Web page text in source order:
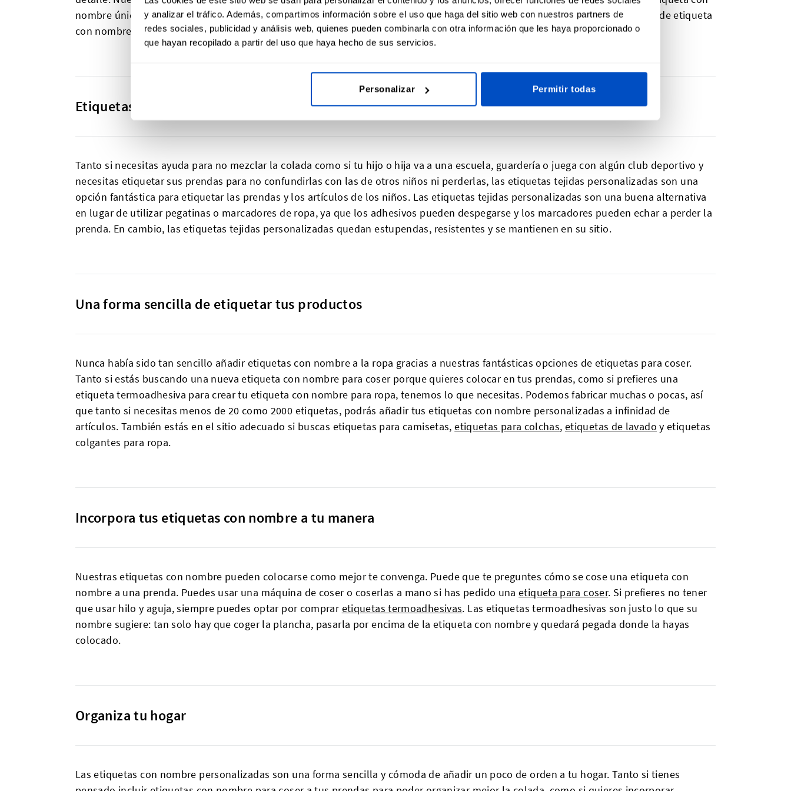
y analizar el tráfico. Además, compartimos información sobre el uso que haga del sitio web con nuestros partners de
redes sociales, publicidad y análisis web, quienes pueden combinarla con otra información que les haya proporcionado o
que hayan recopilado a partir del uso que haya hecho de sus servicios.
Personalizar Permitir todas
nombre única que resaltará, la pongas donde la pongas. Con nuestras herramientas intuitivas, puedes subir tu propio diseño de etiqueta
con nombre; o puedes usar nuestraherramienta de diseño en líneapara crear tu etiqueta con nombre desde cero.
Etiquetas perfectas para niños
Tanto si necesitas ayuda para no mezclar la colada como si tu hijo o hija va a una escuela, guardería o juega con algún club deportivo y
necesitas etiquetar sus prendas para no confundirlas con las de otros niños ni perderlas, las etiquetas tejidas personalizadas son una
opción fantástica para etiquetar las prendas y los artículos de los niños. Las etiquetas tejidas personalizadas son una buena alternativa
en lugar de utilizar pegatinas o marcadores de ropa, ya que los adhesivos pueden despegarse y los marcadores pueden echar a perder la
prenda. En cambio, las etiquetas tejidas personalizadas quedan estupendas, resistentes y se mantienen en su sitio.
Una forma sencilla de etiquetar tus productos
Nunca había sido tan sencillo añadir etiquetas con nombre a la ropa gracias a nuestras fantásticas opciones de etiquetas para coser.
Tanto si estás buscando una nueva etiqueta con nombre para coser porque quieres colocar en tus prendas, como si prefieres una
etiqueta termoadhesiva para crear tu etiqueta con nombre para ropa, tenemos lo que necesitas. Podemos fabricar muchas o pocas, así
que tanto si necesitas menos de 20 como 2000 etiquetas, podrás añadir tus etiquetas con nombre personalizadas a infinidad de
artículos. También estás en el sitio adecuado si buscas etiquetas para camisetas,etiquetas para colchas, etiquetas de lavado y etiquetas
colgantes para ropa.
Incorpora tus etiquetas con nombre a tu manera
Nuestras etiquetas con nombre pueden colocarse como mejor te convenga. Puede que te preguntes cómo se cose una etiqueta con
nombre a una prenda. Puedes usar una máquina de coser o coserlas a mano si has pedido unaetiqueta para coser. Si prefieres no tener
que usar hilo y aguja, siempre puedes optar por compraretiquetas termoadhesivas. Las etiquetas termoadhesivas son justo lo que su
nombre sugiere: tan solo hay que coger la plancha, pasarla por encima de la etiqueta con nombre y quedará pegada donde la hayas
colocado.
Organiza tu hogar
Las etiquetas con nombre personalizadas son una forma sencilla y cómoda de añadir un poco de orden a tu hogar. Tanto si tienes